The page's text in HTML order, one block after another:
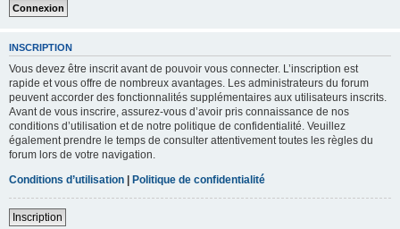
INSCRIPTION
Vous devez être inscrit avant de pouvoir vous connecter. L’inscription est
rapide et vous offre de nombreux avantages. Les administrateurs du forum
peuvent accorder des fonctionnalités supplémentaires aux utilisateurs inscrits.
Avant de vous inscrire, assurez-vous d’avoir pris connaissance de nos
conditions d’utilisation et de notre politique de confidentialité. Veuillez
également prendre le temps de consulter attentivement toutes les règles du
forum lors de votre navigation.
Conditions d’utilisation | Politique de confidentialité
Inscription